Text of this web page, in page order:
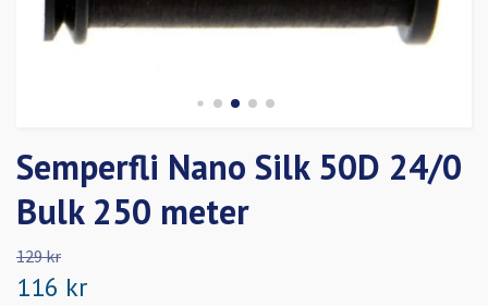
Semperfli Nano Silk 50D 24/0
Bulk 250 meter
129 kr
116 kr